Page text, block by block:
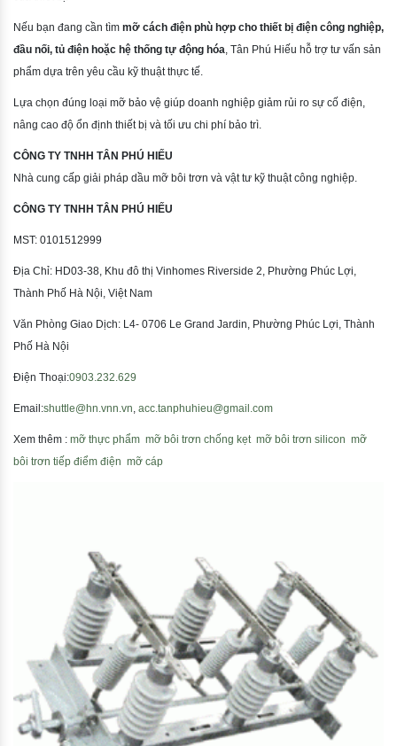
Nếu bạn đang cần tìm mỡ cách điện phù hợp cho thiết bị điện công nghiệp,
đầu nối, tủ điện hoặc hệ thống tự động hóa, Tân Phú Hiếu hỗ trợ tư vấn sản
phẩm dựa trên yêu cầu kỹ thuật thực tế.
Lựa chọn đúng loại mỡ bảo vệ giúp doanh nghiệp giảm rủi ro sự cố điện,
nâng cao độ ổn định thiết bị và tối ưu chi phí bảo trì.
CÔNG TY TNHH TÂN PHÚ HIẾU
Nhà cung cấp giải pháp dầu mỡ bôi trơn và vật tư kỹ thuật công nghiệp.
CÔNG TY TNHH TÂN PHÚ HIẾU
MST: 0101512999
Địa Chỉ: HD03-38, Khu đô thị Vinhomes Riverside 2, Phường Phúc Lợi,
Thành Phố Hà Nội, Việt Nam
Văn Phòng Giao Dịch: L4- 0706 Le Grand Jardin, Phường Phúc Lợi, Thành
Phố Hà Nội
Điện Thoại:0903.232.629
Email:shuttle@hn.vnn.vn, acc.tanphuhieu@gmail.com
Xem thêm : mỡ thực phẩm mỡ bôi trơn chống kẹt mỡ bôi trơn silicon mỡ
bôi trơn tiếp điểm điện mỡ cáp